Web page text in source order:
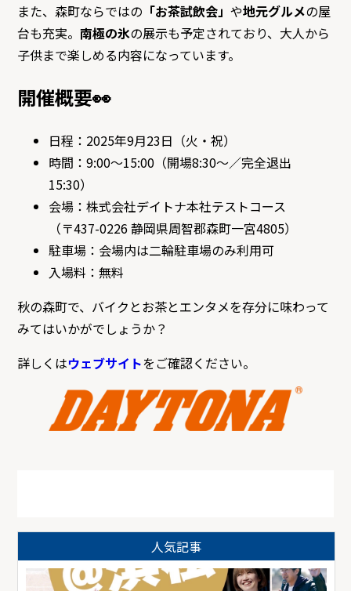
また、森町ならではの 「お茶試飲会」や地元グルメの屋
台も充実。南極の氷の展示も予定されており、大人から
子供まで楽しめる内容になっています。
開催概要👀
日程：2025年9月23日（火・祝）
時間：9:00～15:00（開場8:30～／完全退出
15:30）
会場：株式会社デイトナ本社テストコース
（〒437-0226 静岡県周智郡森町一宮4805）
駐車場：会場内は二輪駐車場のみ利用可
入場料：無料
秋の森町で、バイクとお茶とエンタメを存分に味わって
みてはいかがでしょうか？
詳しくはウェブサイトをご確認ください。
人気記事